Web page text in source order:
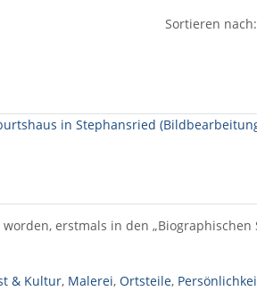
Sortieren nach:
erstmals in den „Biographischen
& Kultur, Malerei, Ortsteile,